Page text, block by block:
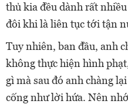
thủ kia đều dành rất
đôi khi là liên tục tới tận
Tuy nhiên, ban đầu, anh
không thực hiện hình
gì mà sau đó anh chàng
cống như lời hứa. Nên